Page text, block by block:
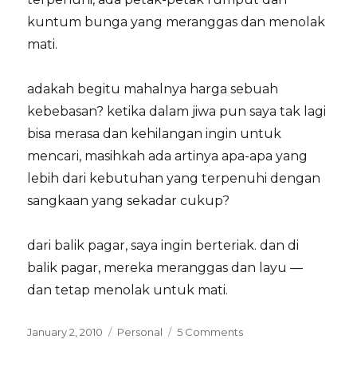
kuntum bunga yang meranggas dan menolak
mati.
adakah begitu mahalnya harga sebuah
kebebasan? ketika dalam jiwa pun saya tak lagi
bisa merasa dan kehilangan ingin untuk
mencari, masihkah ada artinya apa-apa yang
lebih dari kebutuhan yang terpenuhi dengan
sangkaan yang sekadar cukup?
dari balik pagar, saya ingin berteriak. dan di
balik pagar, mereka meranggas dan layu —
dan tetap menolak untuk mati.
Posted
January 2, 2010 Categories
Personal 5 Commentson